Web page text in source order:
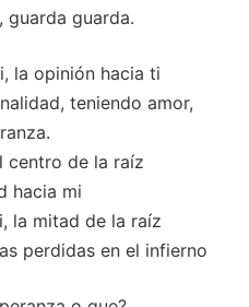
guarda guarda.
la opinión hacia ti
teniendo amor,
centro de la raíz
hacia mi
la mitad de la raíz
perdidas en el infierno